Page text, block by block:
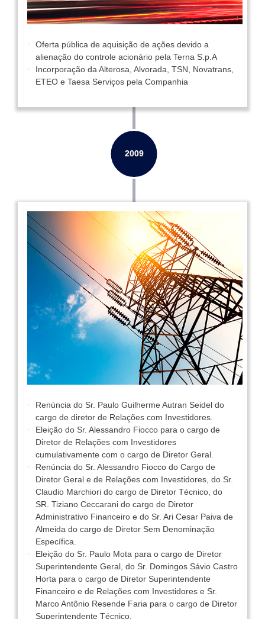
Oferta pública de aquisição de ações devido a
alienação do controle acionário pela Terna S.p.A
Incorporação da Alterosa, Alvorada, TSN, Novatrans,
ETEO e Taesa Serviços pela Companhia
Renúncia do Sr. Paulo Guilherme Autran Seidel do
cargo de diretor de Relações com Investidores.
Eleição do Sr. Alessandro Fiocco para o cargo de
Diretor de Relações com Investidores
cumulativamente com o cargo de Diretor Geral.
Renúncia do Sr. Alessandro Fiocco do Cargo de
Diretor Geral e de Relações com Investidores, do Sr.
Claudio Marchiori do cargo de Diretor Técnico, do
SR. Tiziano Ceccarani do cargo de Diretor
Administrativo Financeiro e do Sr. Ari Cesar Paiva de
Almeida do cargo de Diretor Sem Denominação
Específica.
Eleição do Sr. Paulo Mota para o cargo de Diretor
Superintendente Geral, do Sr. Domingos Sávio Castro
Horta para o cargo de Diretor Superintendente
Financeiro e de Relações com Investidores e Sr.
Marco Antônio Resende Faria para o cargo de Diretor
Superintendente Técnico.